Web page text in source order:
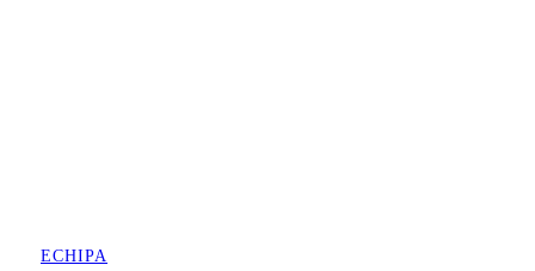
ECHIPA